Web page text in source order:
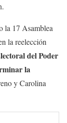
la 17 Asamblea
la reelección
del Poder
la
y Carolina